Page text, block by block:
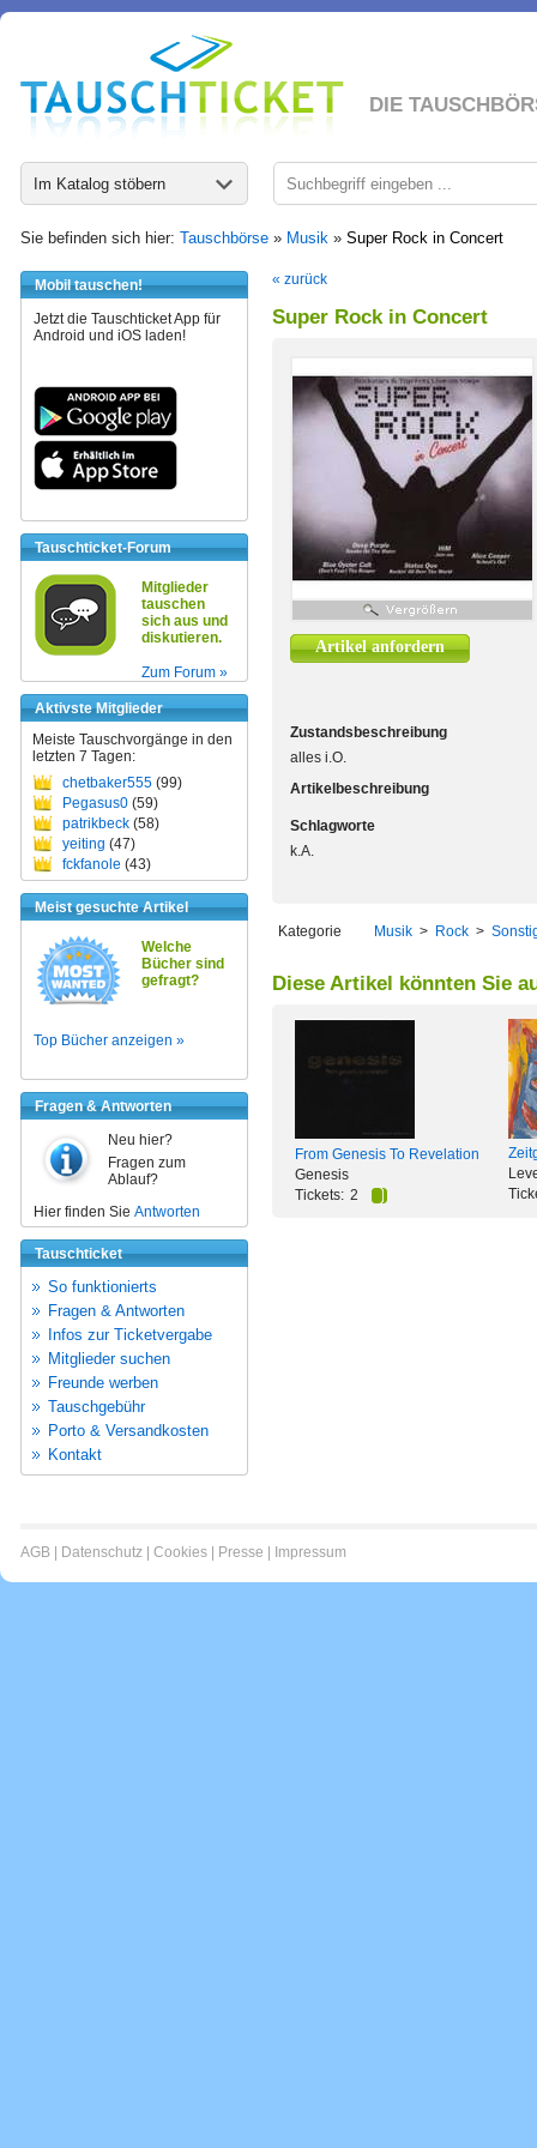
DIE
Im Katalog stöbern
Sie befinden sich hier: Tauschbörse » Musik » Super Rock in Concert
Mobil tauschen!
Jetzt die Tauschticket App für
Android und iOS laden!
Tauschticket-Forum
Mitglieder
tauschen
sich aus und
diskutieren.
Zum Forum »
Aktivste Mitglieder
Meiste Tauschvorgänge in den
letzten 7 Tagen:
chetbaker555 (99)
Pegasus0 (59)
patrikbeck (58)
yeiting (47)
fckfanole (43)
Meist gesuchte Artikel
Welche
Bücher sind
gefragt?
Top Bücher anzeigen »
Fragen & Antworten
Neu hier?
Fragen zum
Ablauf?
Hier finden Sie Antworten
Tauschticket
So funktionierts
Fragen & Antworten
Infos zur Ticketvergabe
Mitglieder suchen
Freunde werben
Tauschgebühr
Porto & Versandkosten
Kontakt
« zurück
Super Rock in Concert
Artikel anfordern
Zustandsbeschreibung
alles i.O.
Artikelbeschreibung
Schlagworte
k.A.
Kategorie Musik > Rock >
Diese Artikel könnten Sie
From Genesis To Revelation
Genesis
Tickets: 2
AGB Datenschutz Cookies Presse Impressum